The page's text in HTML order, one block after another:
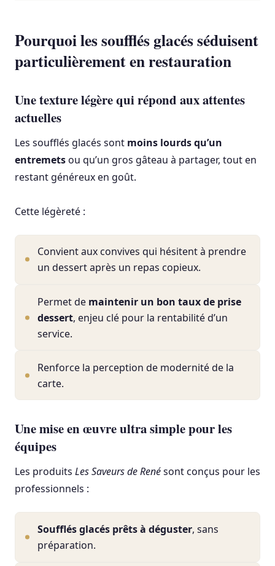
Pourquoi les soufflés glacés séduisent
particulièrement en restauration
Une texture légère qui répond aux attentes
actuelles
Les soufflés glacés sont moins lourds qu’un
entremetsou qu’un gros gâteau à partager, tout en
restant généreux en goût.
Cette légèreté :
Convient aux convives qui hésitent à prendre
un dessert après un repas copieux.
Permet de maintenir un bon taux de prise
dessert, enjeu clé pour la rentabilité d’un
service.
Renforce la perception de modernité de la
carte.
Une mise en œuvre ultra simple pour les
équipes
Les produits Les Saveurs de Renésont conçus pour les
professionnels :
Soufflés glacés prêts à déguster, sans
préparation.